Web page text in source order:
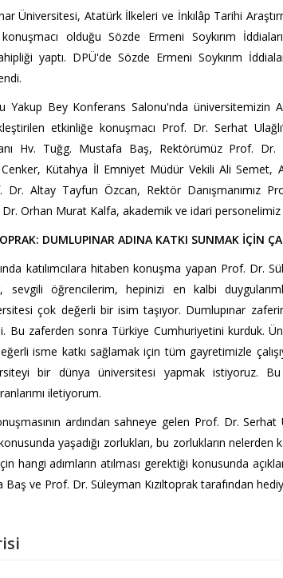
Üniversitesi, Atatürk İlkeleri ve İnkılâp Tarihi
konuşmacı olduğu Sözde Ermeni Soykırım
yaptı. DPÜ'de Sözde Ermeni Soykırım
Yakup Bey Konferans Salonu'nda üniversitemizin
etkinliğe konuşmacı Prof. Dr. Serhat
Hv. Tuğg. Mustafa Baş, Rektörümüz Prof. Dr.
Cenker, Kütahya İl Emniyet Müdür Vekili Ali
Dr. Altay Tayfun Özcan, Rektör Danışmanımız
Dr. Orhan Murat Kalfa, akademik ve idari personelimiz
DUMLUPINAR ADINA KATKI SUNMAK İÇİN
katılımcılara hitaben konuşma yapan Prof. Dr.
sevgili öğrencilerim, hepinizi en kalbi
çok değerli bir isim taşıyor. Dumlupınar
Bu zaferden sonra Türkiye Cumhuriyetini kurduk.
isme katkı sağlamak için tüm gayretimizle
bir dünya üniversitesi yapmak istiyoruz.
iletiyorum.
ardından sahneye gelen Prof. Dr. Serhat
yaşadığı zorlukları, bu zorlukların nelerden
hangi adımların atılması gerektiği konusunda
ve Prof. Dr. Süleyman Kızıltoprak tarafından